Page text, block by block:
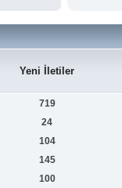
Yeni İletiler
719
24
104
145
100